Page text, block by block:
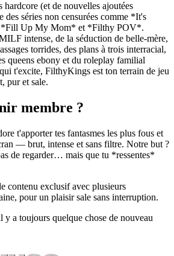
hardcore (et de nouvelles ajoutées
des séries non censurées comme *It's
Up My Mom* et *Filthy POV*.
intense, de la séduction de belle-mère,
torrides, des plans à trois interracial,
queens ebony et du roleplay familial
t'excite, FilthyKings est ton terrain de jeu
pur et sale.
membre ?
t'apporter tes fantasmes les plus fous et
— brut, intense et sans filtre. Notre but ?
de regarder… mais que tu *ressentes*
contenu exclusif avec plusieurs
pour un plaisir sale sans interruption.
a toujours quelque chose de nouveau